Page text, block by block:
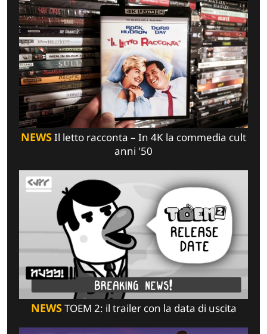
NEWSIl letto racconta – In 4K la commedia cult
anni '50
NEWSTOEM 2: il trailer con la data di uscita